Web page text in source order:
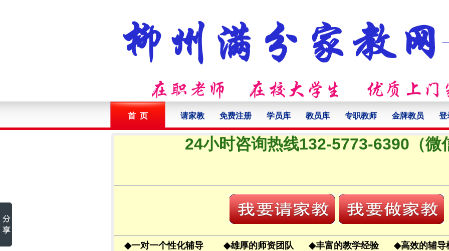
首 页 请家教 免费注册 学员库 教员库 专职教师 金牌教员 登
24小时咨询热线132-5773-6390（微
◆一对一个性化辅导 ◆雄厚的师资团队 ◆丰富的教学经验 ◆高效的辅